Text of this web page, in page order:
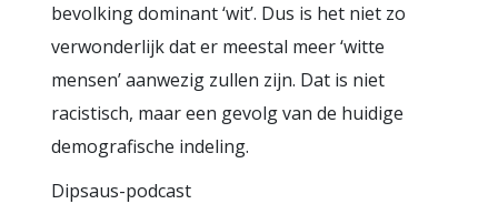
bevolking dominant ‘wit’. Dus is het niet zo
verwonderlijk dat er meestal meer ‘witte
mensen’ aanwezig zullen zijn. Dat is niet
racistisch, maar een gevolg van de huidige
demografische indeling.
Dipsaus-podcast